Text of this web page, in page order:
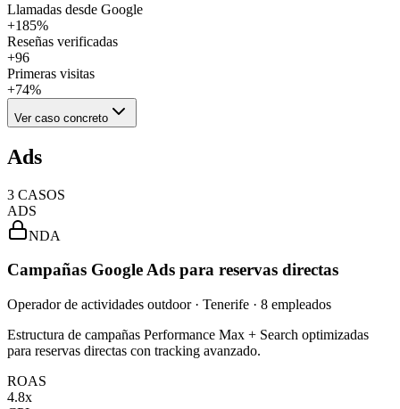
Llamadas desde Google
+185%
Reseñas verificadas
+96
Primeras visitas
+74%
Ver caso concreto
Ads
3 CASOS
ADS
NDA
Campañas Google Ads para reservas directas
Operador de actividades outdoor · Tenerife · 8 empleados
Estructura de campañas Performance Max + Search optimizadas
para reservas directas con tracking avanzado.
ROAS
4.8x